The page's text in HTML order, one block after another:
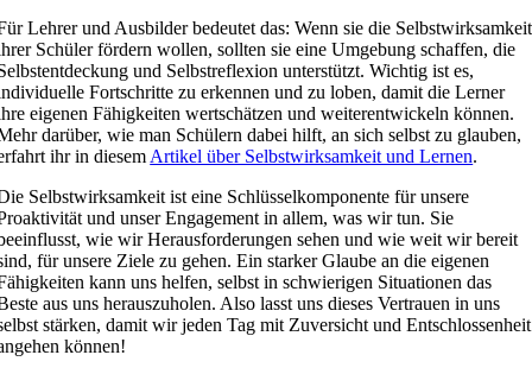
Lehrer und Ausbilder bedeutet das: Wenn sie die Selbstwirksamkeit
Schüler fördern wollen, sollten sie eine Umgebung schaffen, die
und Selbstreflexion unterstützt. Wichtig ist es,
Fortschritte zu erkennen und zu loben, damit die Lerner
eigenen Fähigkeiten wertschätzen und weiterentwickeln können.
darüber, wie man Schülern dabei hilft, an sich selbst zu glauben,
ihr in diesem Artikel über Selbstwirksamkeit und Lernen.
Selbstwirksamkeit ist eine Schlüsselkomponente für unsere
und unser Engagement in allem, was wir tun. Sie
wie wir Herausforderungen sehen und wie weit wir bereit
für unsere Ziele zu gehen. Ein starker Glaube an die eigenen
kann uns helfen, selbst in schwierigen Situationen das
aus uns herauszuholen. Also lasst uns dieses Vertrauen in uns
stärken, damit wir jeden Tag mit Zuversicht und Entschlossenheit
können!